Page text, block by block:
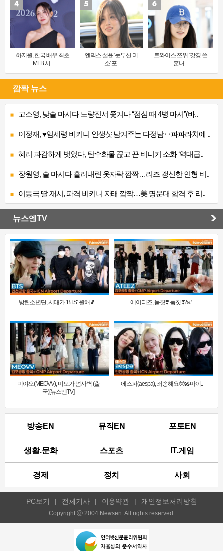
하지원, 한국 배우 최초
MLB 시..
엔믹스 설윤 ‘눈부신 미
소’[포..
트와이스 쯔위 ‘갓경 쓴
훈녀’..
깜짝 뉴스
고소영, 낮술 마시다 노량진서 쫓겨나 “점심 때 4병 마셔”(바..
이정재, ♥임세령 비키니 인생샷 남겨주는 다정남‥파파라치에 ..
혜리 과감하게 벗었다, 탄수화물 끊고 끈 비니키 소화 ‘역대급..
장원영, 술 마시다 흘러내린 옷자락 깜짝…리즈 갱신한 인형 비..
이동국 딸 재시, 파격 비키니 자태 깜짝…美 명문대 합격 후 리..
뉴스엔TV
방탄소년단, 시대가 ‘BTS’ 원해🎵 .. 에이티즈, 둠칫❣️ 둠칫❣&#..
미야오(MEOVV), 미모가 넘사벽 (출
국)[뉴스엔TV]
에스파(aespa), 죄송해요🥺🎤마이..
방송EN 뮤직EN 포토EN
생활.문화 스포츠 IT.게임
경제 정치 사회
PC보기 | 전체기사 | 이용약관 | 개인정보처리방침
Copyright ⓒ 2004 Newsen. All rights reserved.